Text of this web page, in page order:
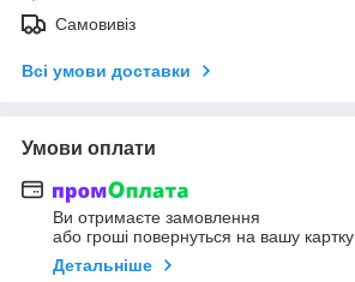
Самовивіз
Всі умови доставки
Умови оплати
Ви отримаєте замовлення
або гроші повернуться на вашу картку
Детальніше